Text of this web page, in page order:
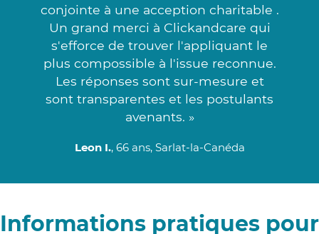
conjointe à une acception charitable .
Un grand merci à Clickandcare qui
s'efforce de trouver l'appliquant le
plus compossible à l'issue reconnue.
Les réponses sont sur-mesure et
sont transparentes et les postulants
avenants. »
Leon I., 66 ans, Sarlat-la-Canéda
Informations pratiques pour